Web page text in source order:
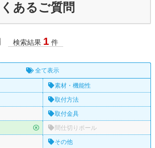
あるご質問
検索結果 1 件
全て表示
素材・機能性
取付方法
取付金具
間仕切りポール
その他